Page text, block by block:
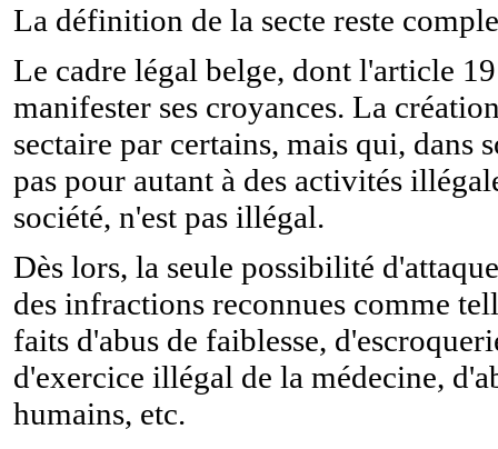
La définition de la secte reste
Le cadre légal belge, dont l'article
manifester ses croyances. La
sectaire par certains, mais qui, dans
pas pour autant à des activités
société, n'est pas illégal.
Dès lors, la seule possibilité
des infractions reconnues comme
faits d'abus de faiblesse,
d'exercice illégal de la médecine,
humains, etc.